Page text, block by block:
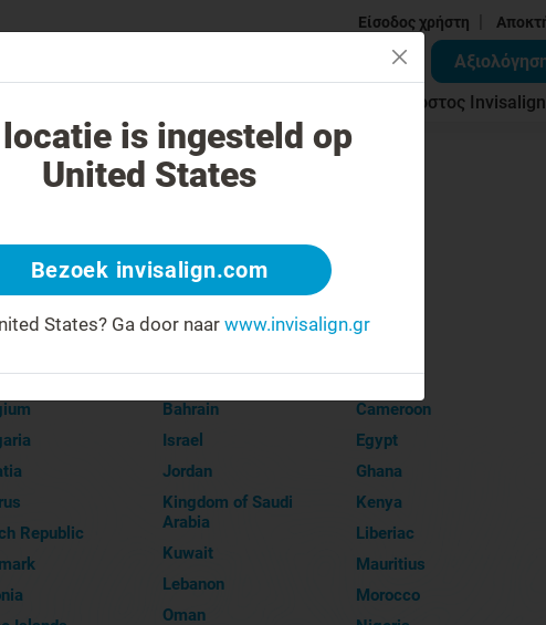
Είσοδος χρήστη
Κόστος Invisalign
σας περιοχή
Republic
Middle East
Afganistan
Bahrain
Israel
Jordan
Kingdom of Saudi
Arabia
Kuwait
Lebanon
Oman
Africa
Algeria
Cameroon
Egypt
Ghana
Kenya
Liberiac
Mauritius
Morocco
locatie is ingesteld op
United States
Bezoek invisalign.com
States? Ga door naar www.invisalign.gr